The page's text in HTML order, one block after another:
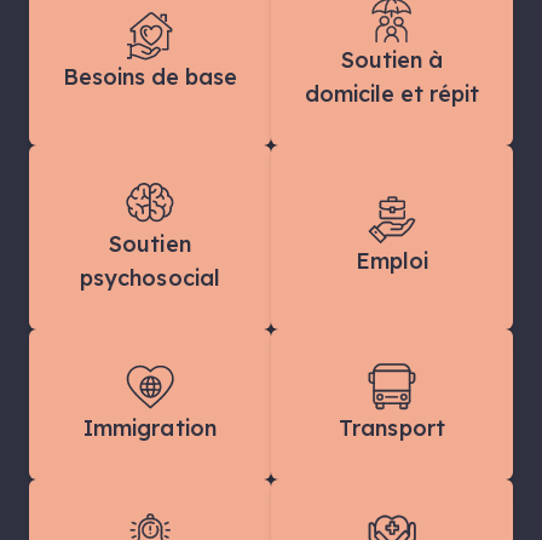
Besoins de base
Soutien à
domicile et répit
Soutien
psychosocial
Emploi
Immigration Transport